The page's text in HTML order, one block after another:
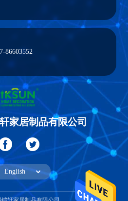
86603552
家居制品有限公司